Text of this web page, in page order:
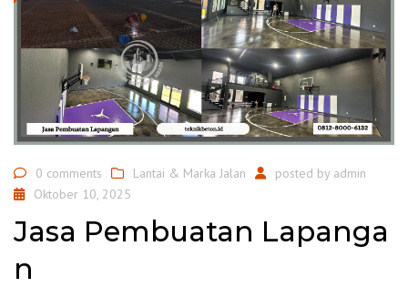
0 comments Lantai & Marka Jalan posted by admin
Oktober 10, 2025
Jasa Pembuatan Lapanga
n